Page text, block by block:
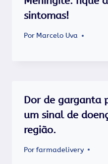
sintomas!
Por Marcelo Uva
Dor de garganta
um sinal de
região.
Porfarmadelivery